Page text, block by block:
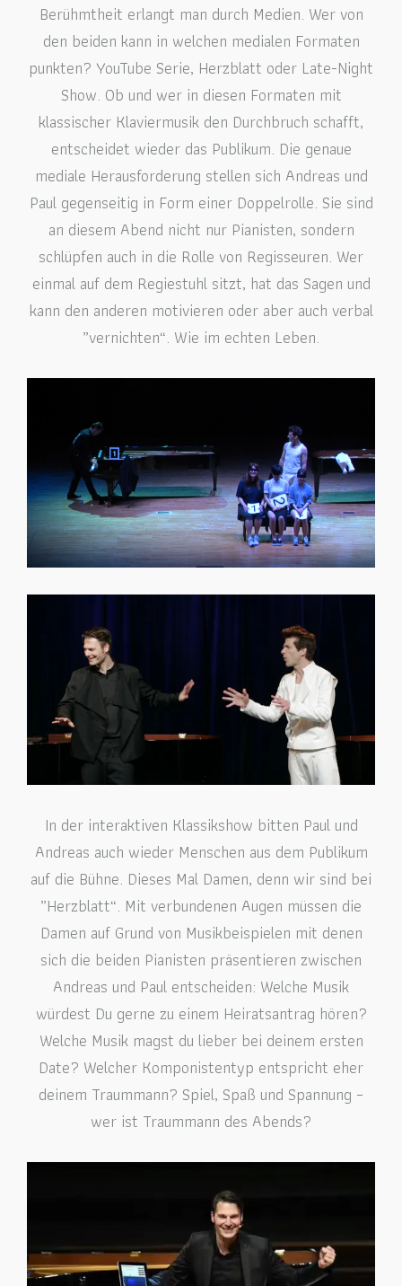
Berühmtheit erlangt man durch Medien. Wer von
den beiden kann in welchen medialen Formaten
punkten? YouTube Serie, Herzblatt oder Late-Night
Show. Ob und wer in diesen Formaten mit
klassischer Klaviermusik den Durchbruch schafft,
entscheidet wieder das Publikum. Die genaue
mediale Herausforderung stellen sich Andreas und
Paul gegenseitig in Form einer Doppelrolle. Sie sind
an diesem Abend nicht nur Pianisten, sondern
schlüpfen auch in die Rolle von Regisseuren. Wer
einmal auf dem Regiestuhl sitzt, hat das Sagen und
kann den anderen motivieren oder aber auch verbal
„vernichten“. Wie im echten Leben.
In der interaktiven Klassikshow bitten Paul und
Andreas auch wieder Menschen aus dem Publikum
auf die Bühne. Dieses Mal Damen, denn wir sind bei
„Herzblatt“. Mit verbundenen Augen müssen die
Damen auf Grund von Musikbeispielen mit denen
sich die beiden Pianisten präsentieren zwischen
Andreas und Paul entscheiden: Welche Musik
würdest Du gerne zu einem Heiratsantrag hören?
Welche Musik magst du lieber bei deinem ersten
Date? Welcher Komponistentyp entspricht eher
deinem Traummann? Spiel, Spaß und Spannung –
wer ist Traummann des Abends?